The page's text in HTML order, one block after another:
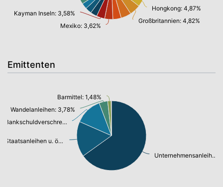
Hongkong: 4,87%
Großbritannien: 4,82%
Mexiko: 3,62%
Kayman Inseln: 3,58%
Emittenten
Unternehmensanleihen: 61,28%
Staatsanleihen u. öffentl.Anleihen: 15,49%
Bankschuldverschreibung: 11,90%
Wandelanleihen: 3,78%
Barmittel: 1,48%